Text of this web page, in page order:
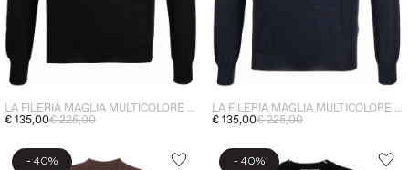
LA FILERIA MAGLIA MULTICOLORE UOMO
€ 135,00€ 225,00
LA FILERIA MAGLIA MULTICOLORE UOMO
€ 135,00€ 225,00
- 40% - 40%